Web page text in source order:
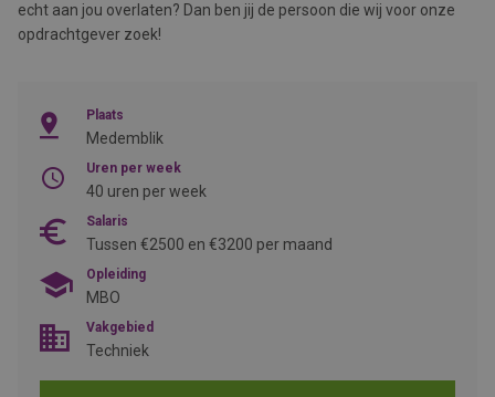
echt aan jou overlaten? Dan ben jij de persoon die wij voor onze
opdrachtgever zoek!
Plaats
Medemblik
Uren per week
40 uren per week
Salaris
Tussen €2500 en €3200 per maand
Opleiding
MBO
Vakgebied
Techniek